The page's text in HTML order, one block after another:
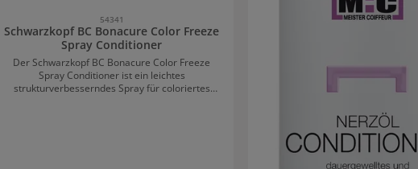
54341
Schwarzkopf BC Bonacure Color Freeze
Spray Conditioner
Der Schwarzkopf BC Bonacure Color Freeze
Spray Conditioner ist ein leichtes
strukturverbesserndes Spray für coloriertes